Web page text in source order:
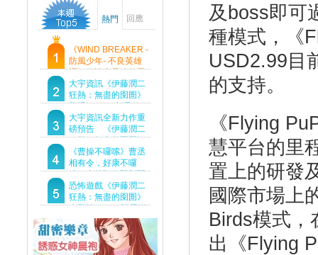
熱門 回應
《WIND BREAKER -
防風少年- 不良英雄
譚》傳說中最強的男
人現身！即將顛覆風
鈴高中！
大宇資訊《伊藤潤二
狂熱：無盡的囹圄》
登場 Steam 新品節
首支預告片及遊戲
Demo重磅釋出
大宇資訊全新力作重
磅預告 《伊藤潤二
狂熱：無盡的囹圄》
驚悚亮相 ！伊藤潤二
恐怖世界首度進軍
Steam
《曹操不囉嗦》曹丞
相有令，好康不囉
嗦！事前預約即刻開
跑！
恐怖遊戲《伊藤潤二
狂熱：無盡的囹圄》
今登陸Steam 詭異洋
樓開啟 同步釋出最新
預告片
及boss即可
種模式，《
USD2.99目
的支持。
《Flying
慧平台的里
置上的研發
國際市場上
Birds模式，
出《Flying